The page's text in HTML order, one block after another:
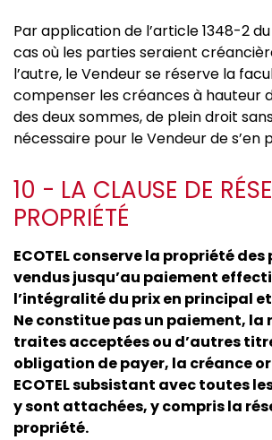
Par application de l’article 1348-2
cas où les parties seraient
l’autre, le Vendeur se réserve la
compenser les créances à hauteur
des deux sommes, de plein droit
nécessaire pour le Vendeur de s’en
10 - LA CLAUSE DE
PROPRIÉTÉ
ECOTEL conserve la propriété
vendus jusqu’au paiement
l’intégralité du prix en principal
Ne constitue pas un paiement, la
traites acceptées ou d’autres
obligation de payer, la créance
ECOTEL subsistant avec toutes
y sont attachées, y compris la
propriété.